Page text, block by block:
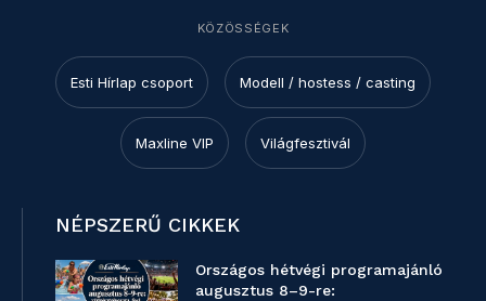
KÖZÖSSÉGEK
Esti Hírlap csoport Modell / hostess / casting
Maxline VIP Világfesztivál
NÉPSZERŰ CIKKEK
Országos hétvégi programajánló
augusztus 8–9-re: